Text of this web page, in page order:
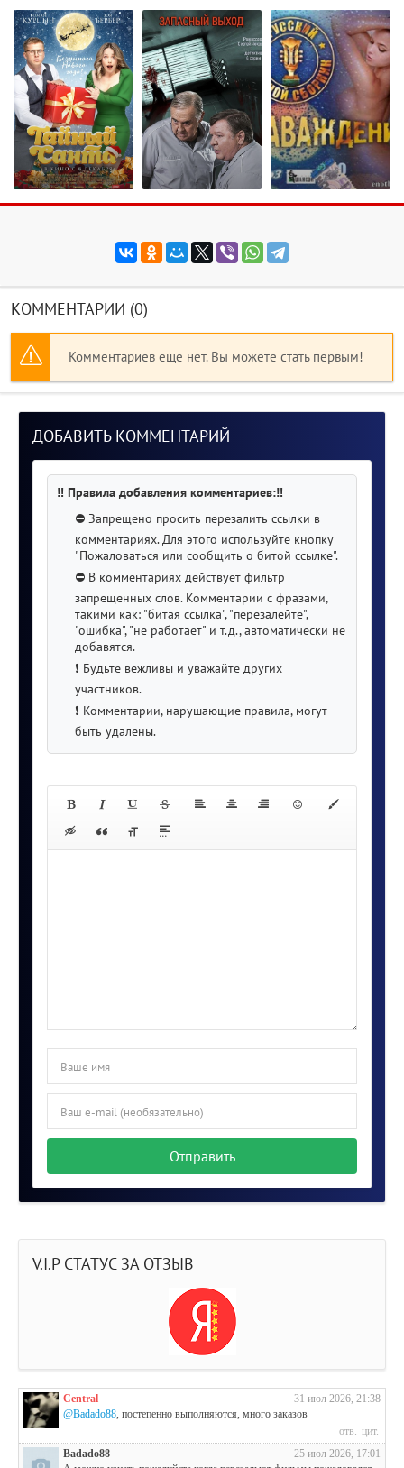
/ 2019-2020 / РУ
/ SATRip
Русский блатной
сборник (2017)
КОММЕНТАРИИ (0)
Комментариев еще нет. Вы можете стать первым!
ДОБАВИТЬ КОММЕНТАРИЙ
‼️ Правила добавления комментариев:‼️
⛔️ Запрещено просить перезалить ссылки в
комментариях. Для этого используйте кнопку
"Пожаловаться или сообщить о битой ссылке".
⛔️ В комментариях действует фильтр
запрещенных слов. Комментарии с фразами,
такими как: "битая ссылка", "перезалейте",
"ошибка", "не работает" и т.д., автоматически не
добавятся.
❗️ Будьте вежливы и уважайте других
участников.
❗️ Комментарии, нарушающие правила, могут
быть удалены.
Отправить
V.I.P СТАТУС ЗА ОТЗЫВ
Central
31 июл 2026, 21:38
@Badado88, постепенно выполняются, много заказов
отв. цит.
Badado88
25 июл 2026, 17:01